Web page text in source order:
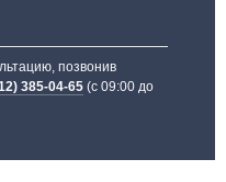
позвонив
385-04-65 (с 09:00 до